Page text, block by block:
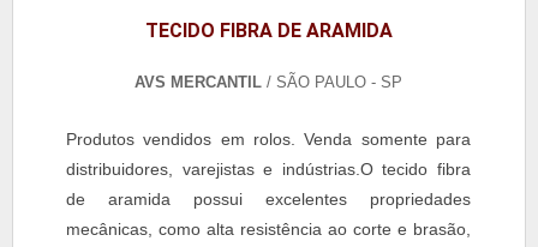
TECIDO FIBRA DE ARAMIDA
AVS MERCANTIL/ SÃO PAULO - SP
Produtos vendidos em rolos. Venda somente para
distribuidores, varejistas e indústrias.O tecido fibra
de aramida possui excelentes propriedades
mecânicas, como alta resistência ao corte e brasão,